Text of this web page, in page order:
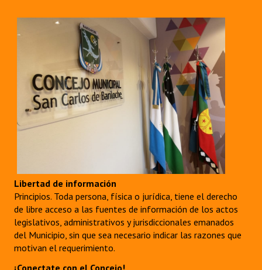
Libertad de información
Principios. Toda persona, física o jurídica, tiene el derecho
de libre acceso a las fuentes de información de los actos
legislativos, administrativos y jurisdiccionales emanados
del Municipio, sin que sea necesario indicar las razones que
motivan el requerimiento.
¡Conectate con el Concejo!